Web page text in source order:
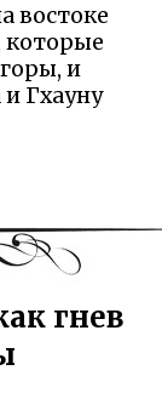
востоке
которые
и
Гхауну
гнев